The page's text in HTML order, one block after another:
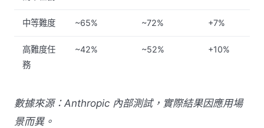
中等難度 ~65% ~72% +7%
高難度任
務
~42% ~52% +10%
數據來源：Anthropic 內部測試，實際結果因應用場
景而異。